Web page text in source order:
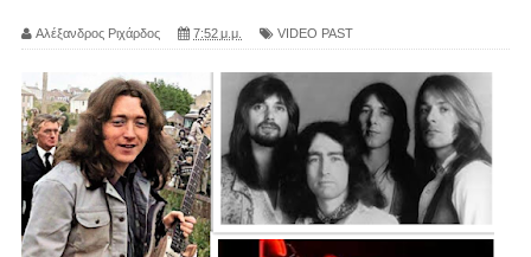
Αλέξανδρος Ριχάρδος 7:52 μ.μ. VIDEO PAST